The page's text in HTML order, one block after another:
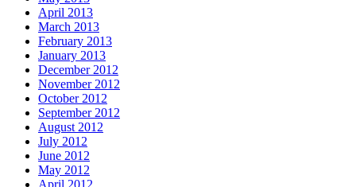
April 2013
March 2013
February 2013
January 2013
December 2012
November 2012
October 2012
September 2012
August 2012
July 2012
June 2012
May 2012
April 2012